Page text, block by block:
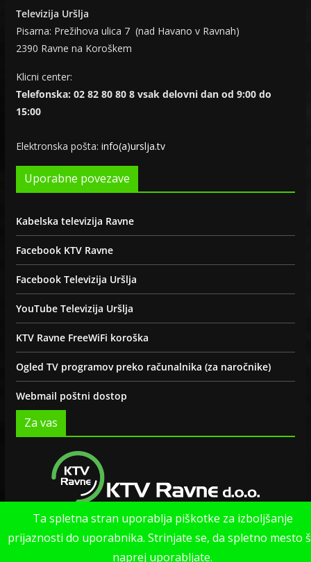
Televizija Uršlja
Pisarna: Prežihova ulica 7 (nad Havano v Ravnah)
2390 Ravne na Koroškem
Klicni center:
Telefonska: 02 82 80 80 8 vsak delovni dan od 9:00 do
15:00
Elektronska pošta: info(a)urslja.tv
Uporabne povezave
Kabelska televizija Ravne
Facebook KTV Ravne
Facebook Televizija Uršlja
YouTube Televizija Uršlja
KTV Ravne FreeWiFi koroška
Ogled TV programov preko računalnika (za naročnike)
Webmail poštni dostop
Za vas
Politika zasebnosti strani
Ta spletna stran uporablja piškotke za izboljšanje
prijaznosti do uporabnika. Strinjate se, da spletno mesto
naprej uporabljate.